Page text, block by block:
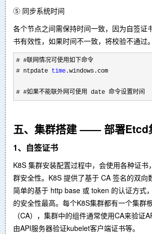
⑤ 同步系统时间
各个节点之间需保持时间一致，因为自签证
书有效性，如果时间不一致，将校验不通过。
# #联网情况可使用如下命令
# ntpdate time .windows.com
# #如果不能联外网可使用 date 命令设置时间
五、集群搭建 —— 部署Etcd
1、自签证书
K8S 集群安装配置过程中，会使用各种证书
群安全性。K8S 提供了基于 CA 签名的双向
简单的基于 http base 或 token 的认证方式
的安全性最高。每个K8S集群都有一个集群
（CA），集群中的组件通常使用CA来验证
由API服务器验证kubelet客户端证书等。